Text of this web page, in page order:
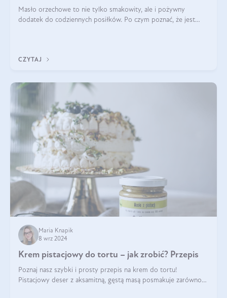
Masło orzechowe to nie tylko smakowity, ale i pożywny
dodatek do codziennych posiłków. Po czym poznać, że jest
CZYTAJ
Maria Knapik
8 wrz 2024
Krem pistacjowy do tortu – jak zrobić? Przepis
Poznaj nasz szybki i prosty przepis na krem do tortu!
Pistacjowy deser z aksamitną, gęstą masą posmakuje zarówno